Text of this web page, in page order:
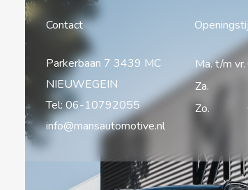
Contact
Parkerbaan 7 3439 MC
NIEUWEGEIN
Tel:06-10792055
info@mansautomotive.nl
Ma. t/m vr.
Za.
Zo.